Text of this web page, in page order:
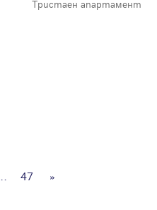
Тристаен апартамент
47 »